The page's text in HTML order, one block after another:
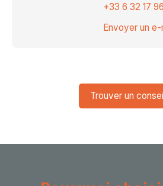
+33 6 32 17
Envoyer un e-
Trouver un